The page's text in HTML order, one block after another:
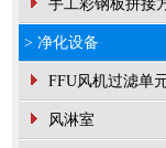
手工彩钢板拼接
> 净化设备
FFU风机过滤单
风淋室